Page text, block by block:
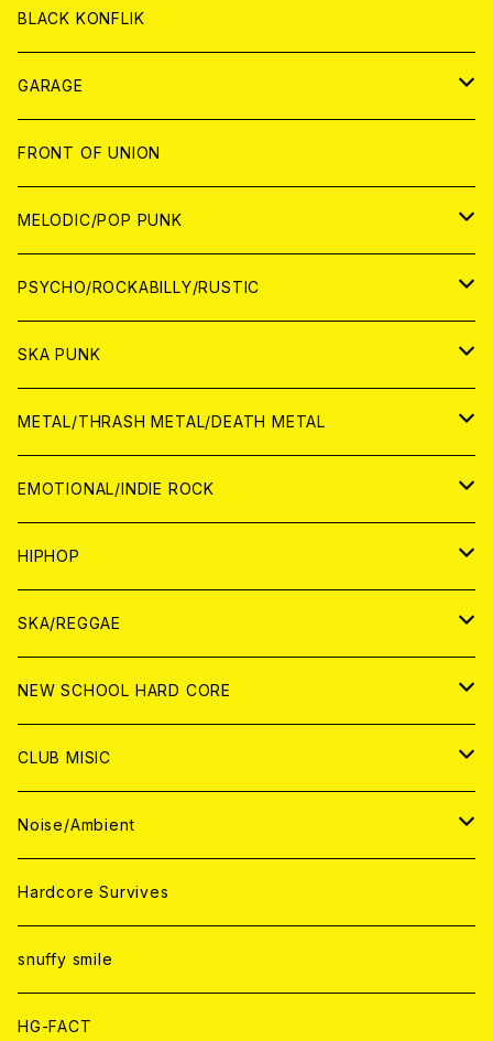
ANALOG
ANALOG
CD
ANALOG
BLACK KONFLIK
GARAGE
JAPAN
アナログ
CD
WORLD
アナログ
CD
FRONT OF UNION
MELODIC/POP PUNK
JAPAN
CD
ANALOG
WORLD
CD
ANALOG
PSYCHO/ROCKABILLY/RUSTIC
JAPAN
CD
ANALOG
WORLD
CD
ANALOG
SKA PUNK
JAPAN
CD
ANALOG
WORLD
CD
ANALOG
METAL/THRASH METAL/DEATH METAL
JAPAN
CD
ANALOG
WORLD
ANALOG
CD
EMOTIONAL/INDIE ROCK
JAPAN
CD
ANALOG
WORLD
CD
ANALOG
HIPHOP
JAPAN
CD
ANALOG
WORLD
CD
ANALOG
SKA/REGGAE
JAPAN
CD
ANALOG
WORLD
CD
ANALOG
NEW SCHOOL HARD CORE
JAPAN
CD
ANALOG
WORLD
CD
ANALOG
CLUB MISIC
JAPAN
CD
ANALOG
WORLD
CD
ANALOG
Noise/Ambient
JAPAN
CD
ANALOG
WORLD
CD
Hardcore Survives
snuffy smile
HG-FACT